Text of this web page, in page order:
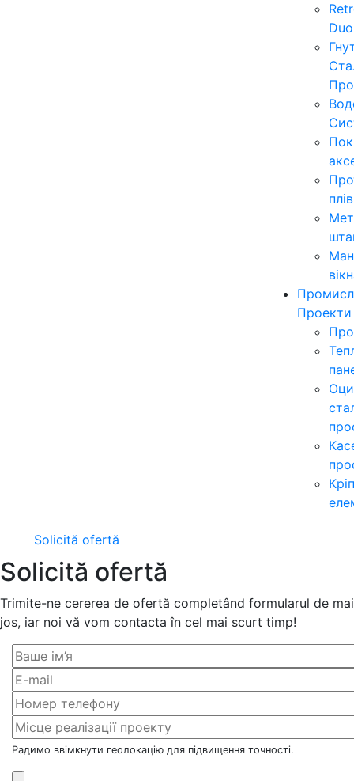
Duo
Проекти
Solicită ofertă
Solicită ofertă
Trimite-ne cererea de ofertă completând formularul de mai
jos, iar noi vă vom contacta în cel mai scurt timp!
Радимо ввімкнути геолокацію для підвищення точності.